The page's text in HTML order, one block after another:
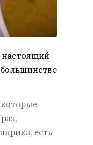
настоящий
которые
есть